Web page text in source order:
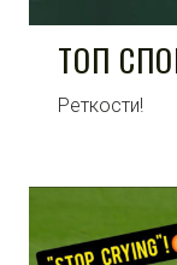
ТОП
Реткости!